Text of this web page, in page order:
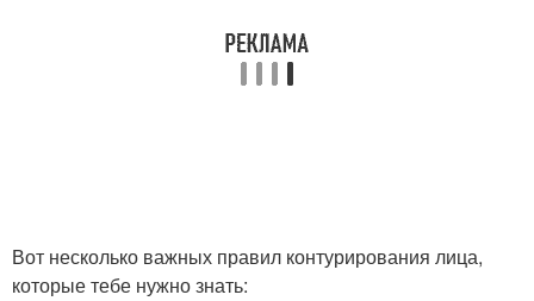
Вот несколько важных правил контурирования лица,
которые тебе нужно знать: